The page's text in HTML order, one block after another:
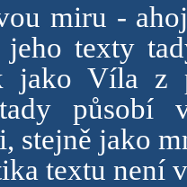
miru -
jeho texty
jako Víla z
působí
stejně jako
textu není